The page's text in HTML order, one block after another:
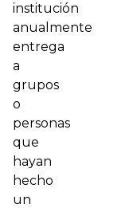
institución
anualmente
entrega
a
grupos
o
personas
que
hayan
hecho
un